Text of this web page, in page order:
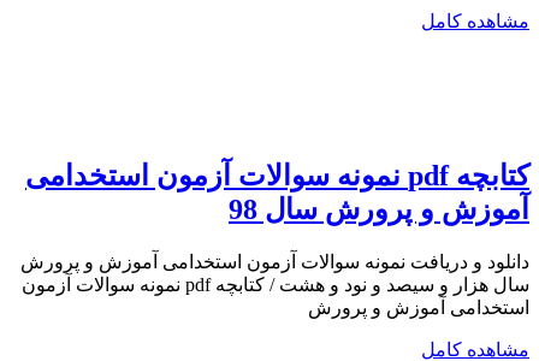
مشاهده کامل
کتابچه pdf نمونه سوالات آزمون استخدامی
آموزش و پرورش سال 98
دانلود و دریافت نمونه سوالات آزمون استخدامی آموزش و پرورش
سال هزار و سیصد و نود و هشت / کتابچه pdf نمونه سوالات آزمون
استخدامی آموزش و پرورش
مشاهده کامل